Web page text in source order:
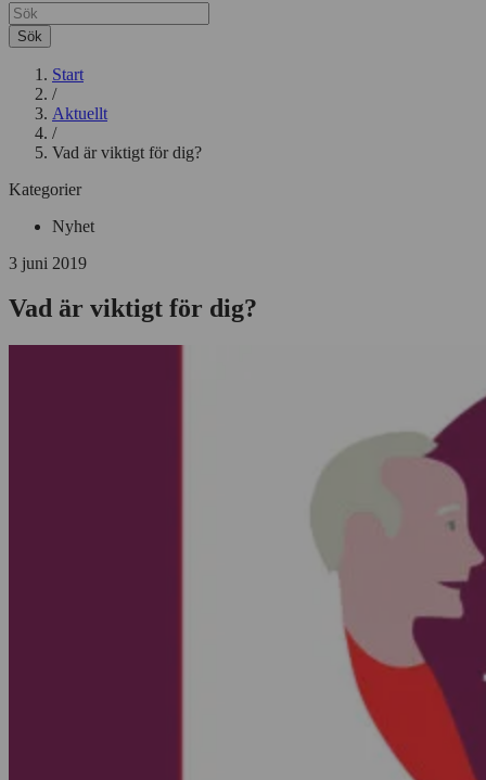
Sök
Start
/
Aktuellt
/
Vad är viktigt för dig?
Kategorier
Nyhet
3 juni 2019
Vad är viktigt för dig?